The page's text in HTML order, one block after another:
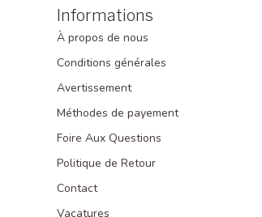
Informations
À propos de nous
Conditions générales
Avertissement
Méthodes de payement
Foire Aux Questions
Politique de Retour
Contact
Vacatures